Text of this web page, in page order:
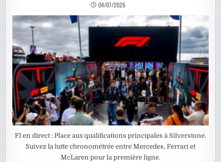
04/07/2026
F1 en direct : Place aux qualifications principales à Silverstone.
Suivez la lutte chronométrée entre Mercedes, Ferrari et
McLaren pour la première ligne.